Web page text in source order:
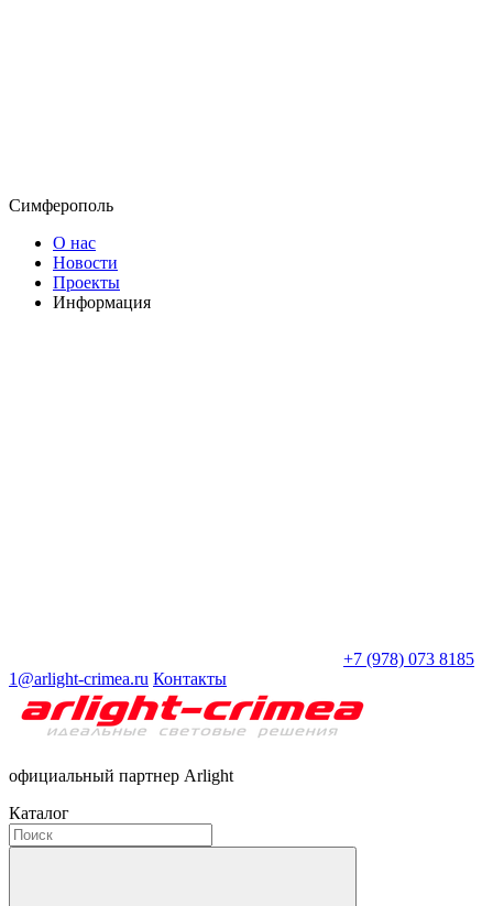
Симферополь
О нас
Новости
Проекты
Информация
+7 (978) 073 8185
1@arlight-crimea.ru Контакты
официальный партнер Arlight
Каталог